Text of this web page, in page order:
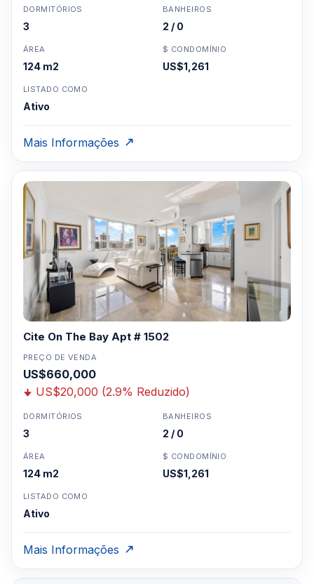
DORMITÓRIOS
3
BANHEIROS
2 / 0
ÁREA
124 m2
$ CONDOMÍNIO
US$1,261
LISTADO COMO
Ativo
Mais Informações
Cite On The Bay Apt # 1502
PREÇO DE VENDA
US$660,000
US$20,000 (2.9% Reduzido)
DORMITÓRIOS
3
BANHEIROS
2 / 0
ÁREA
124 m2
$ CONDOMÍNIO
US$1,261
LISTADO COMO
Ativo
Mais Informações